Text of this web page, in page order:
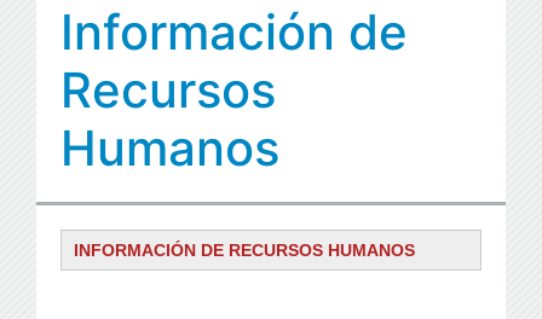
Información de
Recursos
Humanos
INFORMACIÓN DE RECURSOS HUMANOS